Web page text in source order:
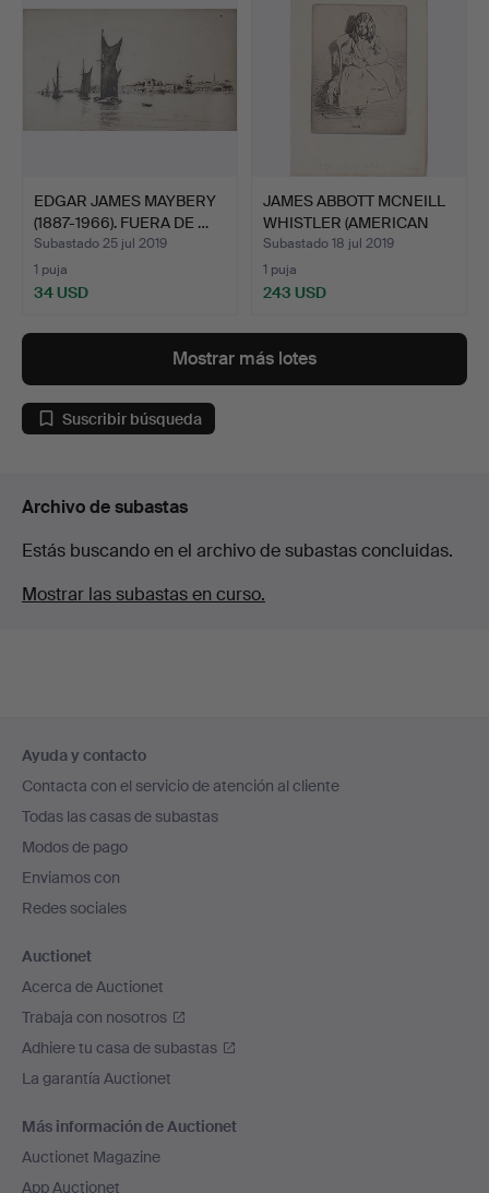
EDGAR JAMES MAYBERY
(1887-1966). FUERA DE …
Subastado 25 jul 2019
1 puja
34 USD
JAMES ABBOTT MCNEILL
WHISTLER (AMERICAN
18…
Subastado 18 jul 2019
1 puja
243 USD
Mostrar más lotes
Suscribir búsqueda
Archivo de subastas
Estás buscando en el archivo de subastas concluidas.
Mostrar las subastas en curso.
en
el
pie
de
página
Ayuda y contacto
Contacta con el servicio de atención al cliente
Todas las casas de subastas
Modos de pago
Enviamos con
Redes sociales
Auctionet
Acerca de Auctionet
Trabaja con nosotros
Adhiere tu casa de subastas
La garantía Auctionet
Más información de Auctionet
Auctionet Magazine
App Auctionet